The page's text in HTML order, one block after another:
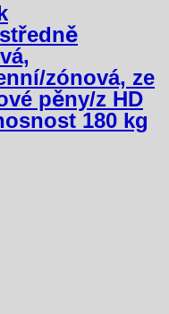
zónová, ze
pěny/z HD
180 kg